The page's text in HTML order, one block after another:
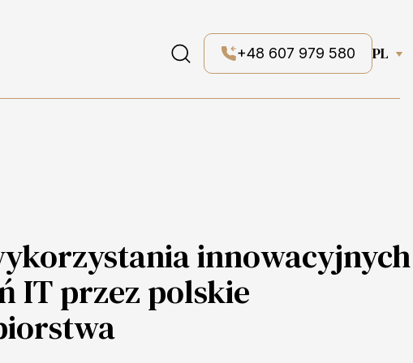
+48 607 979 580 PL
innowacyjnych
IT przez polskie